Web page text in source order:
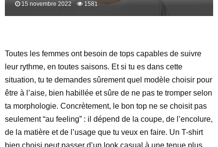
15 novembre 2022 1581
Toutes les femmes ont besoin de tops capables de suivre
leur rythme, en toutes saisons. Et si tu es dans cette
situation, tu te demandes sûrement quel modèle choisir pour
être à l’aise, bien habillée et sûre de ne pas te tromper selon
ta morphologie. Concrètement, le bon top ne se choisit pas
seulement “au feeling” : il dépend de la coupe, de l’encolure,
de la matière et de l’usage que tu veux en faire. Un T-shirt
bien choisi peut passer d’un look casual à une tenue plus